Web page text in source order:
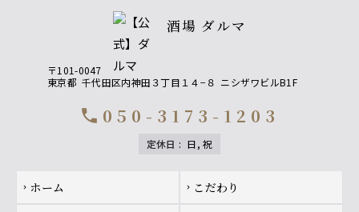
酒場 ダルマ
〒101-0047
東京都 千代田区内神田３丁目１４−８ ニシザワビルB1F
call 050-3173-1203
定休日 : 日, 祝
Footer navigation
chevron_right ホーム chevron_right こだわり